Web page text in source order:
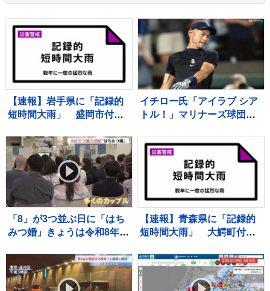
【速報】岩手県に「記録的
短時間大雨」 盛岡市付近
な雨 災害警戒 8日16:32時
点
イチロー氏「アイラブ シア
トル！」マリナーズ球団OB
本拠地は大熱狂
「8」が3つ並ぶ日に「はち
みつ婚」きょうは令和8年8
内の自治体窓口には多くの
カップルが…
【速報】青森県に「記録的
短時間大雨」 大鰐町付近
な雨 災害警戒 8日16:40時
点